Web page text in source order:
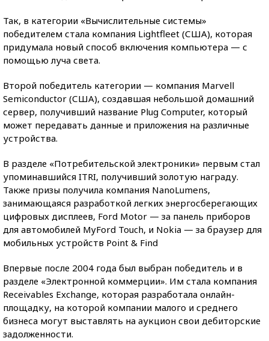
Так, в категории «Вычислительные системы»
победителем стала компания Lightfleet (США), которая
придумала новый способ включения компьютера — с
помощью луча света.
Второй победитель категории — компания Marvell
Semiconductor (США), создавшая небольшой домашний
сервер, получивший название Plug Computer, который
может передавать данные и приложения на различные
устройства.
В разделе «Потребительской электроники» первым стал
упоминавшийся ITRI, получивший золотую награду.
Также призы получила компания NanoLumens,
занимающаяся разработкой легких энергосберегающих
цифровых дисплеев, Ford Motor — за панель приборов
для автомобилей MyFord Touch, и Nokia — за браузер для
мобильных устройств Point & Find
Впервые после 2004 года был выбран победитель и в
разделе «Электронной коммерции». Им стала компания
Receivables Exchange, которая разработала онлайн-
площадку, на которой компании малого и среднего
бизнеса могут выставлять на аукцион свои дебиторские
задолженности.